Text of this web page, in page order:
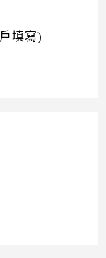
填寫)